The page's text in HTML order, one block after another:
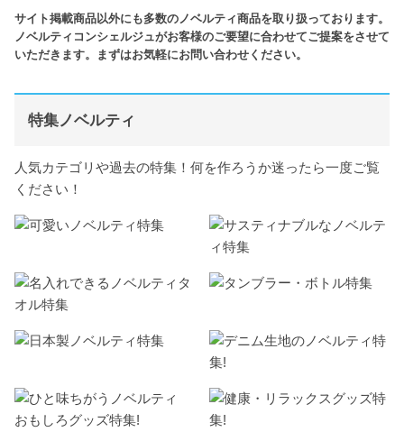
サイト掲載商品以外にも多数のノベルティ商品を取り扱っております。
ノベルティコンシェルジュがお客様のご要望に合わせてご提案をさせて
いただきます。まずはお気軽にお問い合わせください。
特集ノベルティ
人気カテゴリや過去の特集！何を作ろうか迷ったら一度ご覧
ください！